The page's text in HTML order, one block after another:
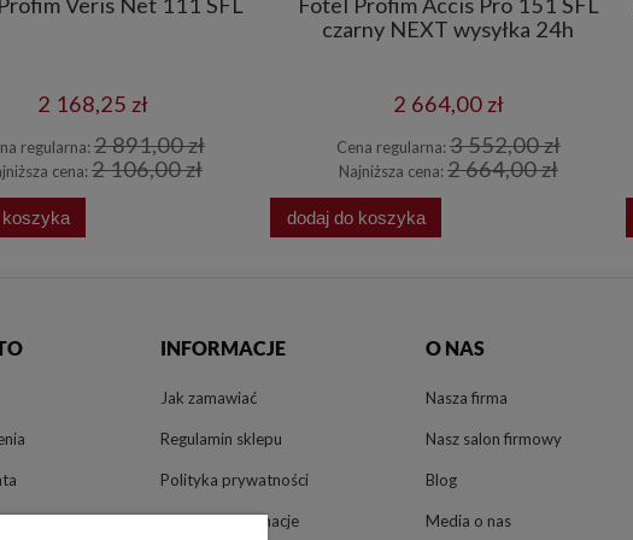
Veris Net 111 SFL
2 168,25 zł
regularna: 2 891,00 zł
cena: 2 106,00 zł
koszyka
Fotel Profim Accis Pro 151 SFL
czarny NEXT wysyłka 24h
2 664,00 zł
Cena regularna: 3 552,00 zł
Najniższa cena: 2 664,00 zł
dodaj do koszyka
INFORMACJE
Jak zamawiać
Regulamin sklepu
Polityka prywatności
Zwroty i reklamacje
O NAS
Nasza firma
Nasz salon firmowy
Blog
Media o nas